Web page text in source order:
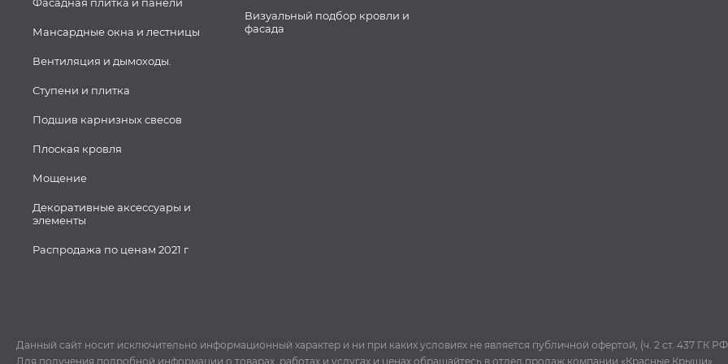
Мансардные окна и лестницы
Вентиляция и дымоходы.
Ступени и плитка
Подшив карнизных свесов
Плоская кровля
Мощение
Декоративные аксессуары и
элементы
Распродажа по ценам 2021 г
Визуальный подбор кровли и
фасада
Данный сайт носит исключительно информационный характер и ни при каких условиях не является публичной офертой, (ч. 2 ст. 437 ГК
Для получения подробной информации о товарах, работах и услугах и ценах обращайтесь в отдел продаж компании «Красные Крыши».